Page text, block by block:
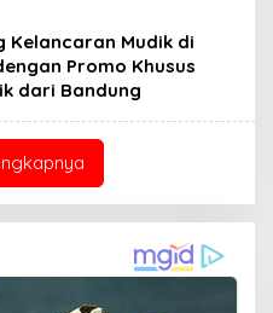
Kelancaran Mudik di
Promo Khusus
dari Bandung